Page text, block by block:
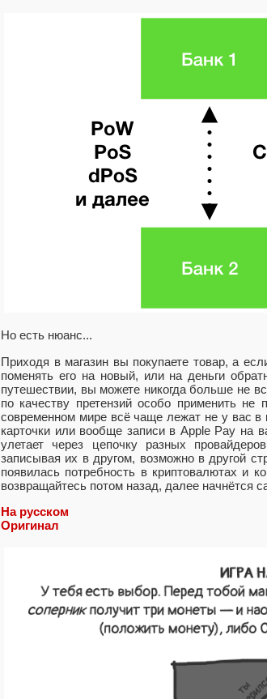
Но есть нюанс...
Приходя в магазин вы покупаете товар, а
поменять его на новый, или на деньги
путешествии, вы можете никогда больше не
по качеству претензий особо применить
современном мире всё чаще лежат не у вас
карточки или вообще записи в Apple Pay на
улетает через цепочку разных
записывая их в другом, возможно в другой
появилась потребность в криптовалютах и
возвращайтесь потом назад, далее начнётся
На русском
Оригинал